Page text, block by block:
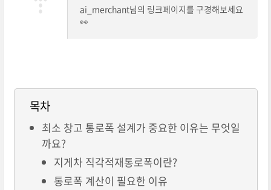
ai_merchant님의 링크페이지를 구경해보세요
👀
목차
최소 창고 통로폭 설계가 중요한 이유는 무엇일
까요?
지게차 직각적재통로폭이란?
통로폭 계산이 필요한 이유